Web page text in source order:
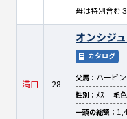
母は特別含む
満口 28
オンシジ
カタログ
父馬： ハービ
性別： ﾒｽ 毛色
一頭の総額：